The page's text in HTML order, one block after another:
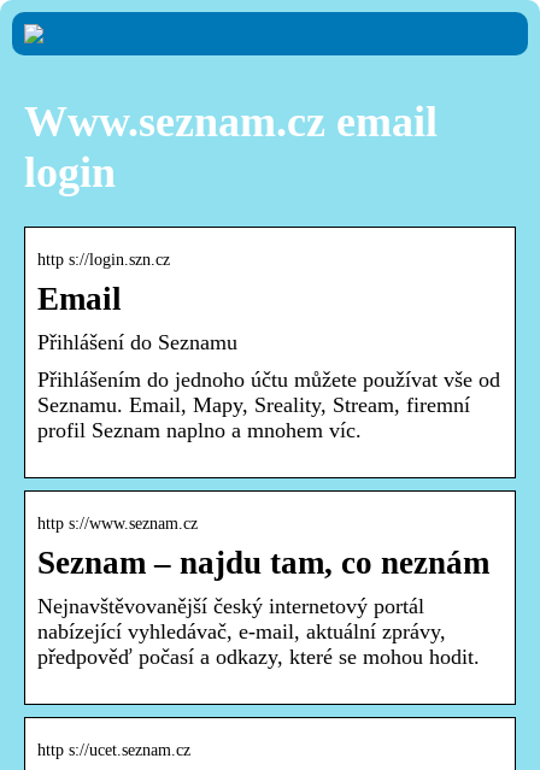
Www.seznam.cz email
login
http s://login.szn.cz
Email
Přihlášení do Seznamu
Přihlášením do jednoho účtu můžete používat vše od
Seznamu. Email, Mapy, Sreality, Stream, firemní
profil Seznam naplno a mnohem víc.
http s://www.seznam.cz
Seznam – najdu tam, co neznám
Nejnavštěvovanější český internetový portál
nabízející vyhledávač, e-mail, aktuální zprávy,
předpověď počasí a odkazy, které se mohou hodit.
http s://ucet.seznam.cz